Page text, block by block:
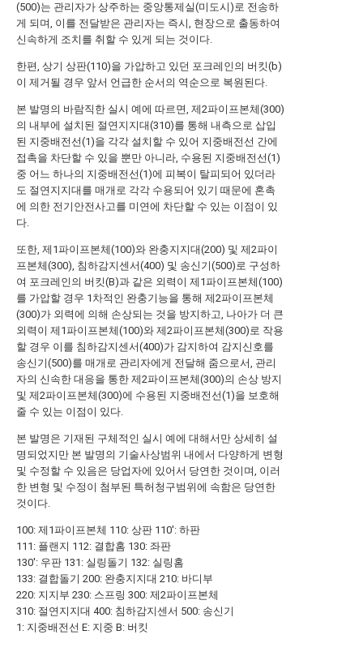
(500)는 관리자가 상주하는 중앙통제실(미도시)로 전송하
게 되며, 이를 전달받은 관리자는 즉시, 현장으로 출동하여
신속하게 조치를 취할 수 있게 되는 것이다.
한편, 상기 상판(110)을 가압하고 있던 포크레인의 버킷(b)
이 제거될 경우 앞서 언급한 순서의 역순으로 복원된다.
본 발명의 바람직한 실시 예에 따르면, 제2파이프본체(300)
의 내부에 설치된 절연지지대(310)를 통해 내측으로 삽입
된 지중배전선(1)을 각각 설치할 수 있어 지중배전선 간에
접촉을 차단할 수 있을 뿐만 아니라, 수용된 지중배전선(1)
중 어느 하나의 지중배전선(1)에 피복이 탈피되어 있더라
도 절연지지대를 매개로 각각 수용되어 있기 때문에 혼촉
에 의한 전기안전사고를 미연에 차단할 수 있는 이점이 있
다.
또한, 제1파이프본체(100)와 완충지지대(200) 및 제2파이
프본체(300), 침하감지센서(400) 및 송신기(500)로 구성하
여 포크레인의 버킷(B)과 같은 외력이 제1파이프본체(100)
를 가압할 경우 1차적인 완충기능을 통해 제2파이프본체
(300)가 외력에 의해 손상되는 것을 방지하고, 나아가 더 큰
외력이 제1파이프본체(100)와 제2파이프본체(300)로 작용
할 경우 이를 침하감지센서(400)가 감지하여 감지신호를
송신기(500)를 매개로 관리자에게 전달해 줌으로서, 관리
자의 신속한 대응을 통한 제2파이프본체(300)의 손상 방지
및 제2파이프본체(300)에 수용된 지중배전선(1)을 보호해
줄 수 있는 이점이 있다.
본 발명은 기재된 구체적인 실시 예에 대해서만 상세히 설
명되었지만 본 발명의 기술사상범위 내에서 다양하게 변형
및 수정할 수 있음은 당업자에 있어서 당연한 것이며, 이러
한 변형 및 수정이 첨부된 특허청구범위에 속함은 당연한
것이다.
100: 제1파이프본체 110: 상판 110': 하판
111: 플랜지 112: 결합홈 130: 좌판
130': 우판 131: 실링돌기 132: 실링홈
133: 결합돌기 200: 완충지지대 210: 바디부
220: 지지부 230: 스프링 300: 제2파이프본체
310: 절연지지대 400: 침하감지센서 500: 송신기
1: 지중배전선 E: 지중 B: 버킷